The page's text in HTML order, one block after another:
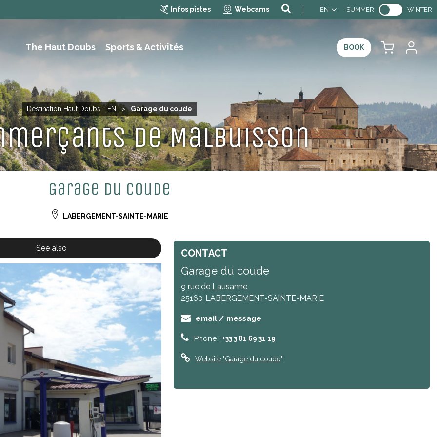
Infos pistes Webcams EN SUMMER WINTER
The Haut Doubs Sports & Activités BOOK
Destination Haut Doubs - EN > Garage du coude
de Malbuisson
Garage du coude
LABERGEMENT-SAINTE-MARIE
See also CONTACT
Garage du coude
9 rue de Lausanne
25160 LABERGEMENT-SAINTE-MARIE
email / message
Phone : +33 3 81 69 31 19
Website "Garage du coude"